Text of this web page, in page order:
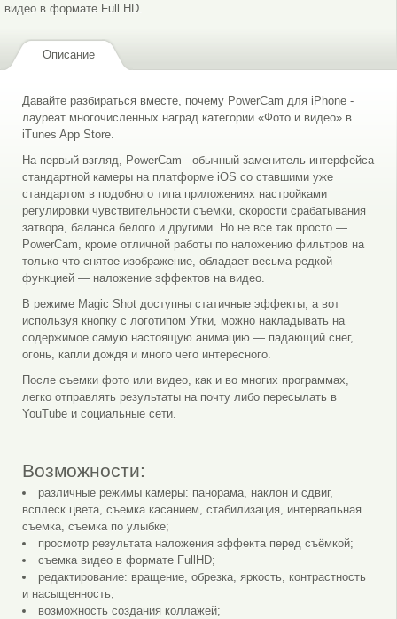
Чёрно-белое
видео в формате Full HD.
Описание
Давайте разбираться вместе, почему PowerCam для iPhone -
лауреат многочисленных наград категории «Фото и видео» в
iTunes App Store.
На первый взгляд, PowerCam - обычный заменитель интерфейса
стандартной камеры на платформе iOS со ставшими уже
стандартом в подобного типа приложениях настройками
регулировки чувствительности съемки, скорости срабатывания
затвора, баланса белого и другими. Но не все так просто —
PowerCam, кроме отличной работы по наложению фильтров на
только что снятое изображение, обладает весьма редкой
функцией — наложение эффектов на видео.
В режиме Magic Shot доступны статичные эффекты, а вот
используя кнопку с логотипом Утки, можно накладывать на
содержимое самую настоящую анимацию — падающий снег,
огонь, капли дождя и много чего интересного.
После съемки фото или видео, как и во многих программах,
легко отправлять результаты на почту либо пересылать в
YouTube и социальные сети.
Возможности:
различные режимы камеры: панорама, наклон и сдвиг,
всплеск цвета, съемка касанием, стабилизация, интервальная
съемка, съемка по улыбке;
просмотр результата наложения эффекта перед съёмкой;
съемка видео в формате FullHD;
редактирование: вращение, обрезка, яркость, контрастность
и насыщенность;
возможность создания коллажей;